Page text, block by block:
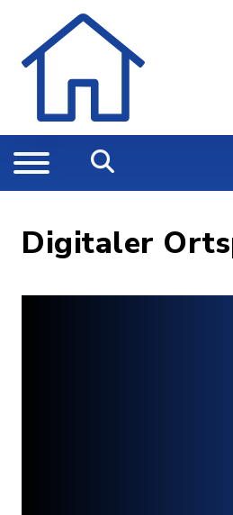
Digitaler